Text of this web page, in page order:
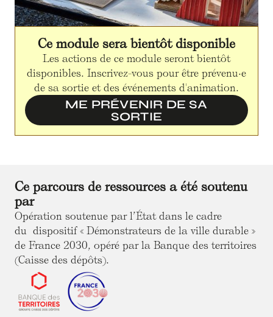
Ce module sera bientôt disponible
Les actions de ce module seront bientôt
disponibles. Inscrivez-vous pour être prévenu·e
de sa sortie et des événements d'animation.
ME PRÉVENIR DE SA
SORTIE
Ce parcours de ressources a été soutenu
par
Opération soutenue par l’État dans le cadre
du dispositif « Démonstrateurs de la ville durable »
de France 2030, opéré par la Banque des territoires
(Caisse des dépôts).